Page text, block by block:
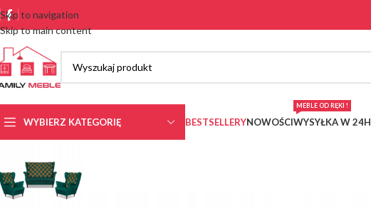
Skip to navigation
Skip to main content
WYBIERZ KATEGORIĘ BESTSELLERYNOWOŚCIWYSYŁKA W 24H
MEBLE OD RĘKI !